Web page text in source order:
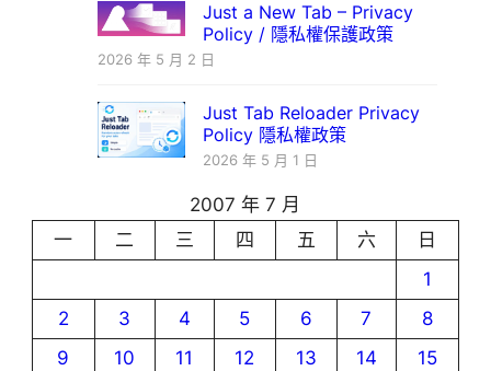
Just a New Tab – Privacy
Policy / 隱私權保護政策
2026 年 5 月 2 日
Just Tab Reloader Privacy
Policy 隱私權政策
2026 年 5 月 1 日
2007 年 7 月
一
二 三 四 五 六
日
1
2
3 4 5 6 7
8
9
10 11 12 13 14
15